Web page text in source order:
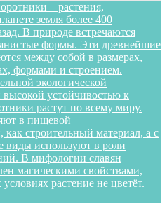
– растения,
земля более 400
В природе встречаются
формы. Эти древнейшие
между собой в размерах,
формами и строением.
экологической
устойчивостью к
растут по всему миру.
в пищевой
строительный материал, а с
виды используют в роли
В мифологии славян
магическими свойствами,
растение не цветёт.